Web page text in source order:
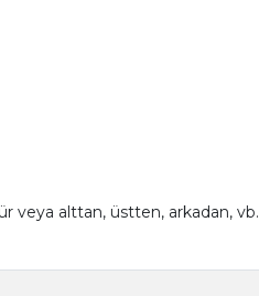
veya alttan, üstten, arkadan, vb.